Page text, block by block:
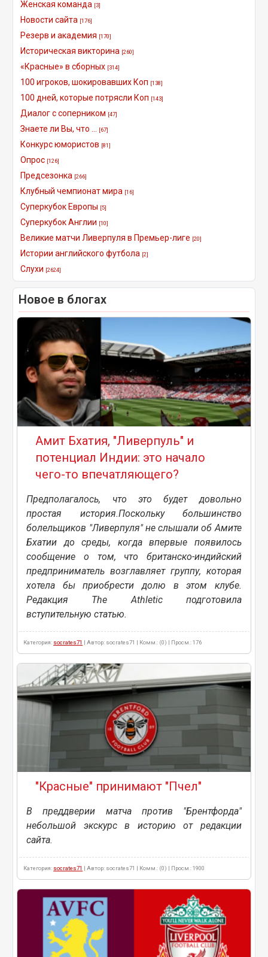
Женская команда [3]
Новости сайта [176]
Резерв и академия [170]
Историческая викторина [260]
«Красные» в сборных [314]
100 игроков, шокировавших Коп [138]
100 дней, которые потрясли Коп [143]
Диалог с соперником [47]
Знаете ли Вы, что ... [67]
Конкурс юмористов [81]
Опрос [126]
Предсезонка [266]
Клубный чемпионат мира [16]
Суперкубок Европы [5]
Суперкубок Англии [10]
Великие матчи Ливерпуля в Премьер-лиге [20]
Истории английского футбола [2]
Слухи [2624]
Новое в блогах
Амит Бхатия, "Ливерпуль" и
потенциал Индии: это начало
чего-то впечатляющего?
Предполагалось, что это будет довольно
простая история.Поскольку большинство
болельщиков "Ливерпуля" не слышали об Амите
Бхатии до среды, когда впервые появилось
сообщение о том, что британско-индийский
предприниматель возглавляет группу, которая
хотела бы приобрести долю в этом клубе.
Редакция The Athletic подготовила
вступительную статью.
Категория: socrates71 | Автор: socrates71 | Комм.: (0) | Просм.: 176
"Красные" принимают "Пчел"
В преддверии матча против "Брентфорда"
небольшой экскурс в историю от редакции
сайта.
Категория: socrates71 | Автор: socrates71 | Комм.: (0) | Просм.: 1900